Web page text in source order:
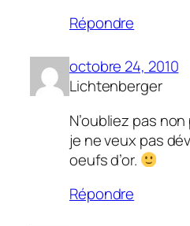
Répondre
octobre 24, 2010
Lichtenberger
N’oubliez pas
je ne veux pas
oeufs d’or.
Répondre